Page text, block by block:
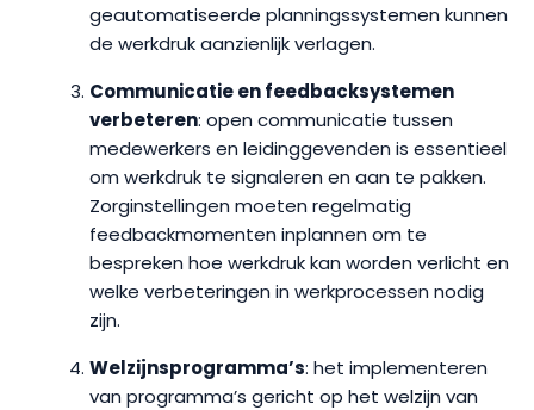
geautomatiseerde planningssystemen kunnen
de werkdruk aanzienlijk verlagen.
Communicatie en feedbacksystemen
verbeteren: open communicatie tussen
medewerkers en leidinggevenden is essentieel
om werkdruk te signaleren en aan te pakken.
Zorginstellingen moeten regelmatig
feedbackmomenten inplannen om te
bespreken hoe werkdruk kan worden verlicht en
welke verbeteringen in werkprocessen nodig
zijn.
Welzijnsprogramma’s: het implementeren
van programma’s gericht op het welzijn van